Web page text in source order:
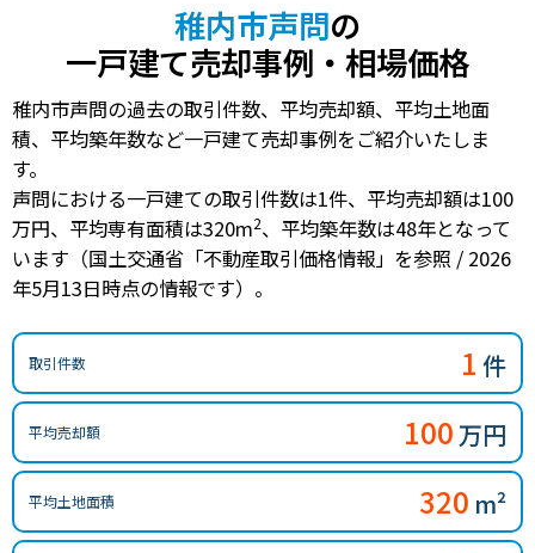
稚内市声問の
一戸建て売却事例・相場価格
稚内市声問の過去の取引件数、平均売却額、平均土地面
積、平均築年数など一戸建て売却事例をご紹介いたしま
す。
声問における一戸建ての取引件数は1件、 平均売却額は100
万円、 平均専有面積は320m2、 平均築年数は48年となって
います（国土交通省「不動産取引価格情報」を参照 / 2026
年5月13日時点の情報です）。
取引件数 1 件
平均売却額 100 万円
平均土地面積 320 m²